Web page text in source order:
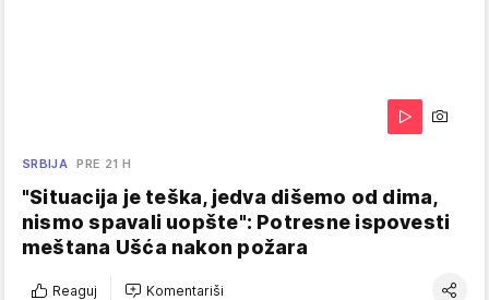
SRBIJA PRE 21 H
"Situacija je teška, jedva dišemo od dima,
nismo spavali uopšte": Potresne ispovesti
meštana Ušća nakon požara
Reaguj Komentariši